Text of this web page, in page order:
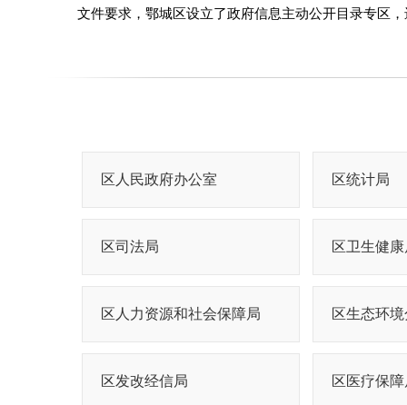
文件要求，鄂城区设立了政府信息主动公开目录专区
区人民政府办公室 区统计局
区司法局 区卫生健
区人力资源和社会保障局 区生态环
区发改经信局 区医疗保